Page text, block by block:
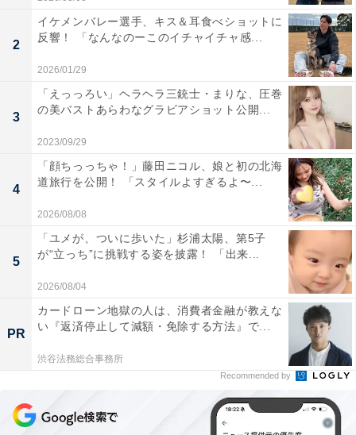
2
イケメンバレー選手、キス＆耳食べショットに
反響！ 「なんなのーこのイチャイチャ感...
2026/01/29
3
「えっっろい」ヘラヘラ三銃士・まりな、圧巻
の美バストあらわなグラビアショット公開...
2023/09/29
4
「顔ちっっちゃ！」藤田ニコル、娘と初の北海
道旅行を公開！ 「スタイルよすぎるよ〜...
2026/08/08
5
「ユメが、ついに歩いた」杉浦太陽、第5子
が“立っち”に挑戦する姿を披露！ 「出来...
2026/08/04
PR
カードローン地獄の人は、消費者金融が教えな
い『返済停止して減額・免除する方法』で...
渋谷法務総合事務所
Recommended by